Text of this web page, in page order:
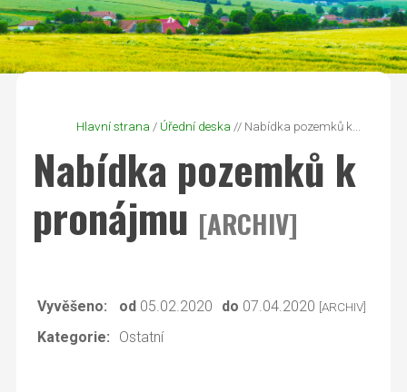
Hlavní strana / Úřední deska // Nabídka pozemků k...
Nabídka pozemků k
pronájmu [ARCHIV]
Vyvěšeno: od 05.02.2020 do 07.04.2020 [ARCHIV]
Kategorie: Ostatní